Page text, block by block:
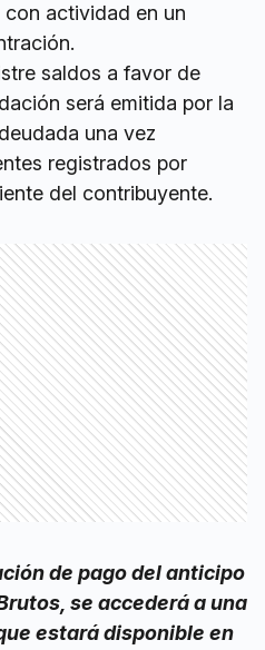
actividad en un
saldos a favor de
será emitida por la
una vez
registrados por
del contribuyente.
de pago del anticipo
se accederá a una
estará disponible en